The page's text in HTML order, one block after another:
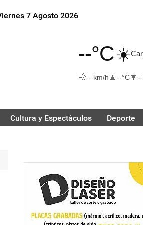
7 Agosto 2026
--°C☀️
💨-- km/h 🔼 --°C🔽
Cultura y Espectáculos Deporte